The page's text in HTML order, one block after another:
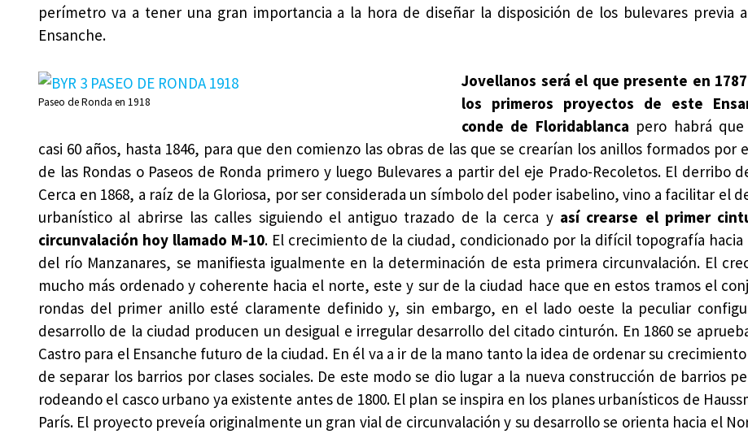
perímetro va a tener una gran importancia a la hora de diseñar la disposición de los bulevares previa
Ensanche.
Paseo de Ronda en 1918
Jovellanos será el que presente en
los primeros proyectos de este
conde de Floridablanca pero habrá
casi 60 años, hasta 1846, para que den comienzo las obras de las que se crearían los anillos formados por
de las Rondas o Paseos de Ronda primero y luego Bulevares a partir del eje Prado-Recoletos. El derribo
Cerca en 1868, a raíz de la Gloriosa, por ser considerada un símbolo del poder isabelino, vino a facilitar el
urbanístico al abrirse las calles siguiendo el antiguo trazado de la cerca y así crearse el primer
circunvalación hoy llamado M-10. El crecimiento de la ciudad, condicionado por la difícil topografía hacia
del río Manzanares, se manifiesta igualmente en la determinación de esta primera circunvalación. El
mucho más ordenado y coherente hacia el norte, este y sur de la ciudad hace que en estos tramos el
rondas del primer anillo esté claramente definido y, sin embargo, en el lado oeste la peculiar
desarrollo de la ciudad producen un desigual e irregular desarrollo del citado cinturón. En 1860 se
Castro para el Ensanche futuro de la ciudad. En él va a ir de la mano tanto la idea de ordenar su
de separar los barrios por clases sociales. De este modo se dio lugar a la nueva construcción de barrios
rodeando el casco urbano ya existente antes de 1800. El plan se inspira en los planes urbanísticos de
París. El proyecto preveía originalmente un gran vial de circunvalación y su desarrollo se orienta hacia el